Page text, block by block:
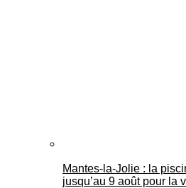
Mantes-la-Jolie : la
jusqu’au 9 août pour la